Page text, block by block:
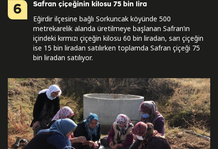
6 Safran çiçeğinin kilosu 75 bin lira
Eğirdir ilçesine bağlı Sorkuncak köyünde 500
metrekarelik alanda üretilmeye başlanan Safran’ın
içindeki kırmızı çiçeğin kilosu 60 bin liradan, sarı çiçeğin
ise 15 bin liradan satılırken toplamda Safran çiçeği 75
bin liradan satılıyor.